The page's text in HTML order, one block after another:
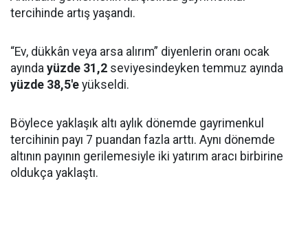
tercihinde artış yaşandı.
“Ev, dükkân veya arsa alırım” diyenlerin oranı ocak
ayında yüzde 31,2 seviyesindeyken temmuz ayında
yüzde 38,5'e yükseldi.
Böylece yaklaşık altı aylık dönemde gayrimenkul
tercihinin payı 7 puandan fazla arttı. Aynı dönemde
altının payının gerilemesiyle iki yatırım aracı birbirine
oldukça yaklaştı.